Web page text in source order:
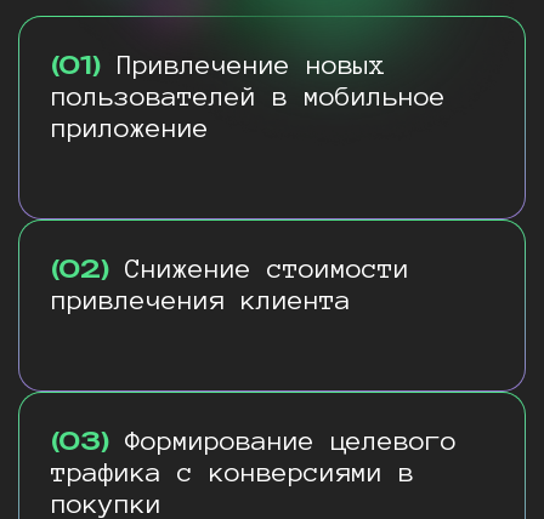
(01) Привлечение новых
пользователей в мобильное
приложение
(02) Снижение стоимости
привлечения клиента
(03) Формирование целевого
трафика с конверсиями в
покупки